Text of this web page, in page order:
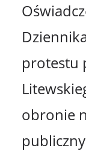
protestu
obronie